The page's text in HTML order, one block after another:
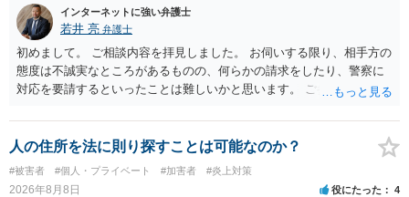
インターネットに強い弁護士
若井 亮 弁護士
初めまして。 ご相談内容を拝見しました。 お伺いする限り、相手方の
態度は不誠実なところがあるものの、何らかの請求をしたり、警察に
対応を要請するといったことは難しいかと思います。 ご参考になれば
人の住所を法に則り探すことは可能なのか？
#被害者 #個人・プライベート #加害者 #炎上対策
2026年8月8日 役にたった 4